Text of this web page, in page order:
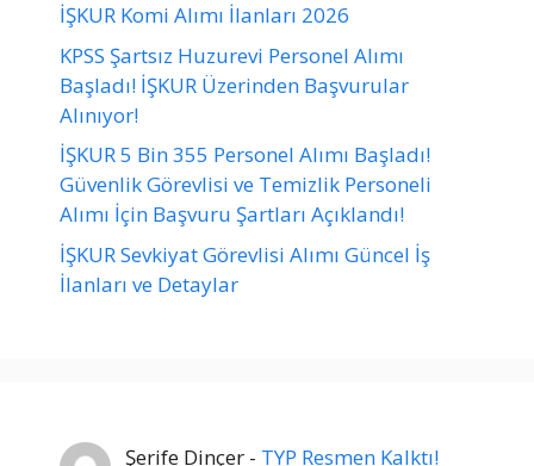
İŞKUR Komi Alımı İlanları 2026
KPSS Şartsız Huzurevi Personel Alımı
Başladı! İŞKUR Üzerinden Başvurular
Alınıyor!
İŞKUR 5 Bin 355 Personel Alımı Başladı!
Güvenlik Görevlisi ve Temizlik Personeli
Alımı İçin Başvuru Şartları Açıklandı!
İŞKUR Sevkiyat Görevlisi Alımı Güncel İş
İlanları ve Detaylar
Şerife Dinçer - TYP Resmen Kalktı!